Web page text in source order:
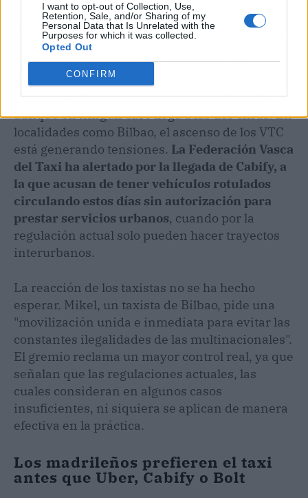
I want to opt-out of Collection, Use,
Retention, Sale, and/or Sharing of my
Personal Data that Is Unrelated with the
Purposes for which it was collected.
Opted Out
CONFIRM
Ciudades como A Coruña, Alicante, Guadalajara
y Toledo destacan por un alto incremento
reciente de Vehículos de Transporte con
Conductor; por contra, desciende el número en
otras como Sevilla o la mencionada Madrid,
aunque en ningún caso llega a las dos cifras. En
localidades como Bilbao, el ascenso de los VTC
está generando tensiones. La Federación Vasca
del Taxi ha alertado por la llegada de Cabify, a
la que acusan de tener vehículos rotulados
circulando estos días sin autorización para
prestar servicios urbanos, cuando por la
regulación actual solo pueden hacer trayectos
interurbanos.
La reacción de los taxistas no se ha hecho
esperar. Mikel, un taxista de Bilbao, pide una
"movilización unida e inmediata para evitar las
constantes ilegalidades de las multinacionales".
El gremio reclama un mayor control real, ya que
señalan que las regulaciones actuales, las
cuales consideran en algunos casos
insuficientes, ni siquiera se aplican de manera
efectiva en la práctica.
Los madrileños prefieren el taxi
antes que Uber, Cabify o Bolt